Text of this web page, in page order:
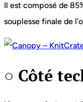
Il est composé de
souplesse finale de
○ Côté